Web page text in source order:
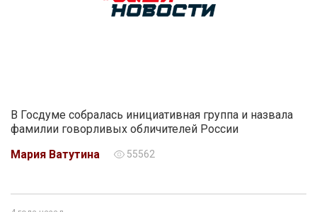
В Госдуме собралась инициативная группа и назвала
фамилии говорливых обличителей России
Мария Ватутина
55562